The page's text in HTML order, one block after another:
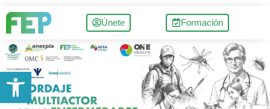
Únete Formación
Abrir barra de herramientas